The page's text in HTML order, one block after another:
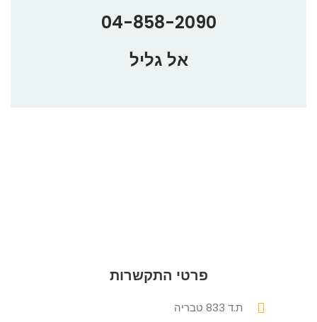
04-858-2090
אל גליל
פרטי התקשרות
ת.ד 833 טבריה